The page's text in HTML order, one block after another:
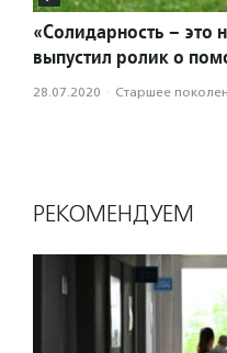
«Солидарность –
выпустил ролик о
28.07.2020 · Старшее
РЕКОМЕНДУЕМ